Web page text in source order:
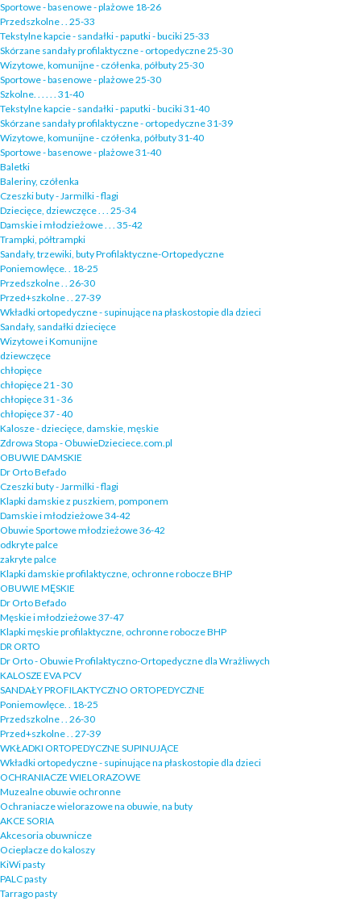
Sportowe - basenowe - plażowe 18-26
Przedszkolne . . 25-33
Tekstylne kapcie - sandałki - paputki - buciki 25-33
Skórzane sandały profilaktyczne - ortopedyczne 25-30
Wizytowe, komunijne - czółenka, półbuty 25-30
Sportowe - basenowe - plażowe 25-30
Szkolne. . . . . . 31-40
Tekstylne kapcie - sandałki - paputki - buciki 31-40
Skórzane sandały profilaktyczne - ortopedyczne 31-39
Wizytowe, komunijne - czółenka, półbuty 31-40
Sportowe - basenowe - plażowe 31-40
Baletki
Baleriny, czółenka
Czeszki buty - Jarmilki - flagi
Dziecięce, dziewczęce . . . 25-34
Damskie i młodzieżowe . . . 35-42
Trampki, półtrampki
Sandały, trzewiki, buty Profilaktyczne-Ortopedyczne
Poniemowlęce. . 18-25
Przedszkolne . . 26-30
Przed+szkolne . . 27-39
Wkładki ortopedyczne - supinujące na płaskostopie dla dzieci
Sandały, sandałki dziecięce
Wizytowe i Komunijne
dziewczęce
chłopięce
chłopięce 21 - 30
chłopięce 31 - 36
chłopięce 37 - 40
Kalosze - dziecięce, damskie, męskie
Zdrowa Stopa - ObuwieDzieciece.com.pl
OBUWIE DAMSKIE
Dr Orto Befado
Czeszki buty - Jarmilki - flagi
Klapki damskie z puszkiem, pomponem
Damskie i młodzieżowe 34-42
Obuwie Sportowe młodzieżowe 36-42
odkryte palce
zakryte palce
Klapki damskie profilaktyczne, ochronne robocze BHP
OBUWIE MĘSKIE
Dr Orto Befado
Męskie i młodzieżowe 37-47
Klapki męskie profilaktyczne, ochronne robocze BHP
DR ORTO
Dr Orto - Obuwie Profilaktyczno-Ortopedyczne dla Wrażliwych
KALOSZE EVA PCV
SANDAŁY PROFILAKTYCZNO ORTOPEDYCZNE
Poniemowlęce. . 18-25
Przedszkolne . . 26-30
Przed+szkolne . . 27-39
WKŁADKI ORTOPEDYCZNE SUPINUJĄCE
Wkładki ortopedyczne - supinujące na płaskostopie dla dzieci
OCHRANIACZE WIELORAZOWE
Muzealne obuwie ochronne
Ochraniacze wielorazowe na obuwie, na buty
AKCE SORIA
Akcesoria obuwnicze
Ocieplacze do kaloszy
KiWi pasty
PALC pasty
Tarrago pasty